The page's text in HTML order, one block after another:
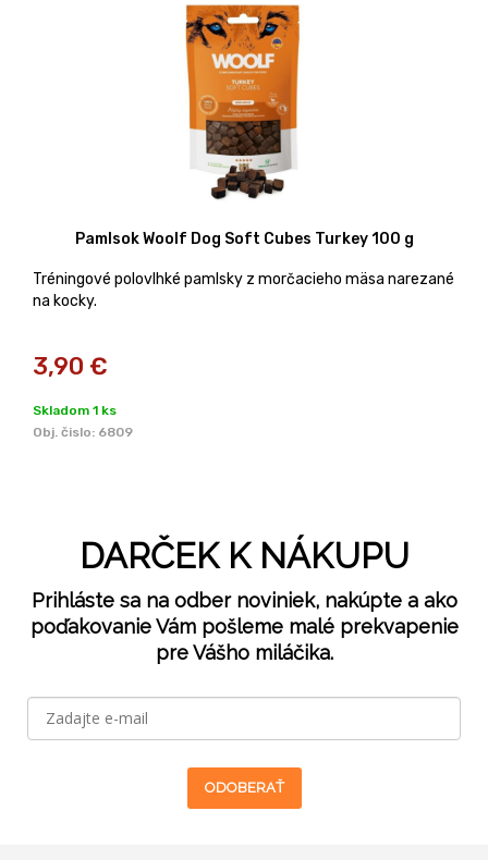
Pamlsok Woolf Dog Soft Cubes Turkey 100 g
Tréningové polovlhké pamlsky z morčacieho mäsa narezané
na kocky.
3,90 €
Skladom 1 ks
Obj. čislo: 6809
DARČEK K NÁKUPU
Prihláste sa na odber noviniek, nakúpte a ako
poďakovanie Vám pošleme malé prekvapenie
pre Vášho miláčika.
ODOBERAŤ